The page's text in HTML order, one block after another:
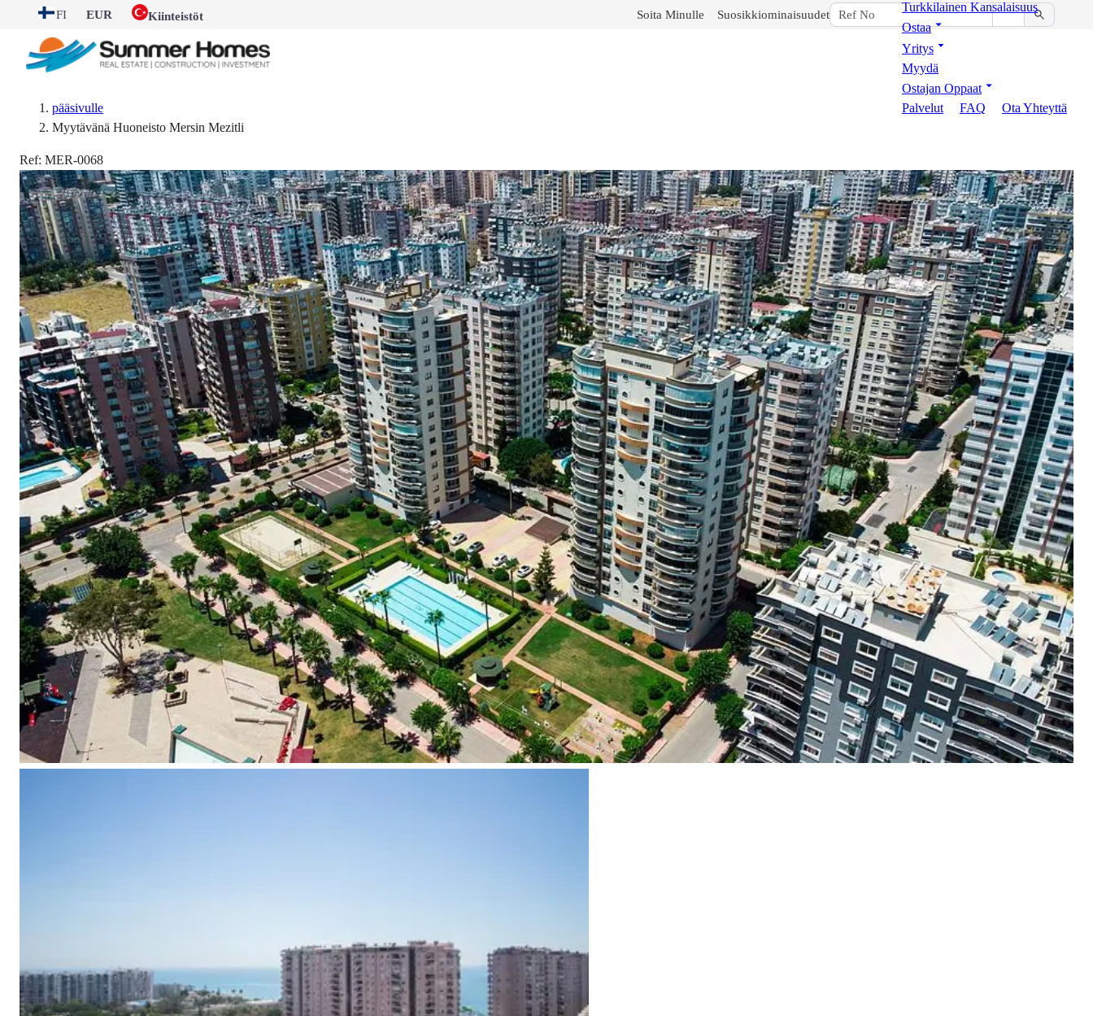
FI EUR Kiinteistöt Soita Minulle Suosikkiominaisuudet
Turkkilainen Kansalaisuus
Ostaa
Yritys
Myydä
Ostajan Oppaat
Palvelut
FAQ Ota Yhteyttä
pääsivulle
Myytävänä Huoneisto Mersin Mezitli
Ref: MER-0068